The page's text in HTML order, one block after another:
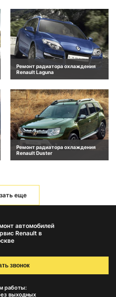
Ремонт радиатора охлаждения
Renault Laguna
Ремонт радиатора охлаждения
Renault Duster
еще
автомобилей
Renault в
работы:
выходных
звонок